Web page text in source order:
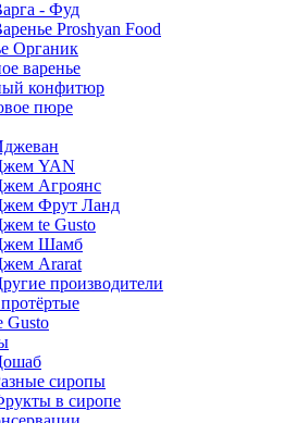
- Фуд
Proshyan Food
Органик
варенье
конфитюр
пюре
YAN
Агроянс
Фрут Ланд
te Gusto
Шамб
Ararat
производители
Gusto
сиропы
в сиропе